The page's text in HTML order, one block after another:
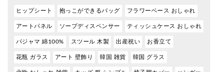
ヒップシート 抱っこができるバッグ フラワーベース おしゃれ
アートパネル ソープディスペンサー ティッシュケース おしゃれ
パジャマ 綿100% スツール 木製 出産祝い お香立て
花瓶 ガラス アート 壁飾り 韓国 雑貨 韓国 グラス